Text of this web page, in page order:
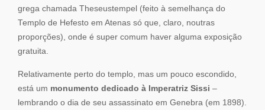
grega chamada Theseustempel (feito à semelhança do
Templo de Hefesto em Atenas só que, claro, noutras
proporções), onde é super comum haver alguma exposição
gratuita.
Relativamente perto do templo, mas um pouco escondido,
está um monumento dedicado à Imperatriz Sissi –
lembrando o dia de seu assassinato em Genebra (em 1898).